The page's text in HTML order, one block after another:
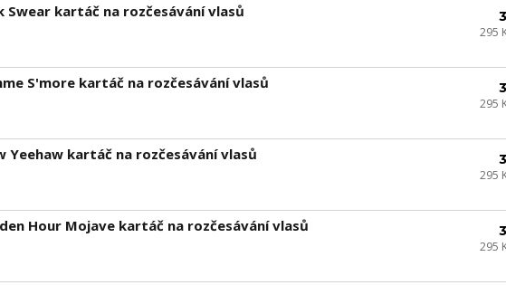
Swear kartáč na rozčesávání vlasů
295
S'more kartáč na rozčesávání vlasů
295
Yeehaw kartáč na rozčesávání vlasů
295
Hour Mojave kartáč na rozčesávání vlasů
295